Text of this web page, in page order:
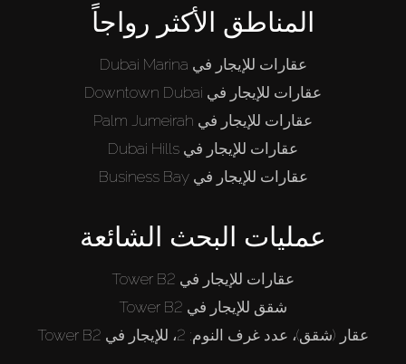
المناطق الأكثر رواجاً
عقارات للإيجار في Dubai Marina
عقارات للإيجار في Downtown Dubai
عقارات للإيجار في Palm Jumeirah
عقارات للإيجار في Dubai Hills
عقارات للإيجار في Business Bay
عمليات البحث الشائعة
عقارات للإيجار في Tower B2
شقق للإيجار في Tower B2
عقار (شقق)، عدد غرف النوم: 2، للإيجار في Tower B2